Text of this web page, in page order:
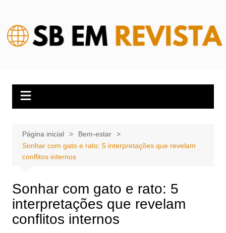
conteúdo
Página inicial
Bem-estar
Sonhar com gato e rato: 5 interpretações que revelam
conflitos internos
Sonhar com gato e rato: 5
interpretações que revelam
conflitos internos